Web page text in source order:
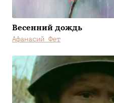
Весенний дождь
Афанасий Фет